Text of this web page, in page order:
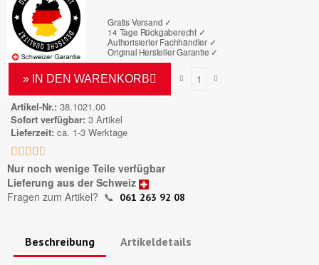
Gratis Versand ✓
14 Tage Rückgaberecht ✓
Authorisierter Fachhändler ✓
Original Hersteller Garantie ✓
» IN DEN WARENKORB
Artikel-Nr. 38.1021.00
Sofort verfügbar 3 Artikel
Lieferzeit ca. 1-3 Werktage
    
Nur noch wenige Teile verfügbar
Lieferung aus der Schweiz
Fragen zum Artikel? 📞 061 263 92 08
Beschreibung Artikeldetails